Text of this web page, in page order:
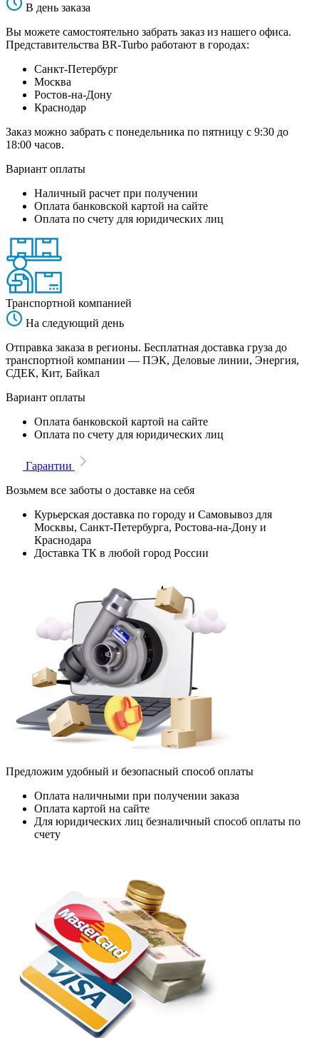
В день заказа
Вы можете самостоятельно забрать заказ из нашего офиса.
Представительства BR-Turbo работают в городах:
Санкт-Петербург
Москва
Ростов-на-Дону
Краснодар
Заказ можно забрать с понедельника по пятницу с 9:30 до
18:00 часов.
Вариант оплаты
Наличный расчет при получении
Оплата банковской картой на сайте
Оплата по счету для юридических лиц
Транспортной компанией
На следующий день
Отправка заказа в регионы. Бесплатная доставка груза до
транспортной компании — ПЭК, Деловые линии, Энергия,
СДЕК, Кит, Байкал
Вариант оплаты
Оплата банковской картой на сайте
Оплата по счету для юридических лиц
Гарантии
Возьмем все заботы о доставке на себя
Курьерская доставка по городу и Самовывоз для
Москвы, Санкт-Петербурга, Ростова-на-Дону и
Краснодара
Доставка ТК в любой город России
Предложим удобный и безопасный способ оплаты
Оплата наличными при получении заказа
Оплата картой на сайте
Для юридических лиц безналичный способ оплаты по
счету